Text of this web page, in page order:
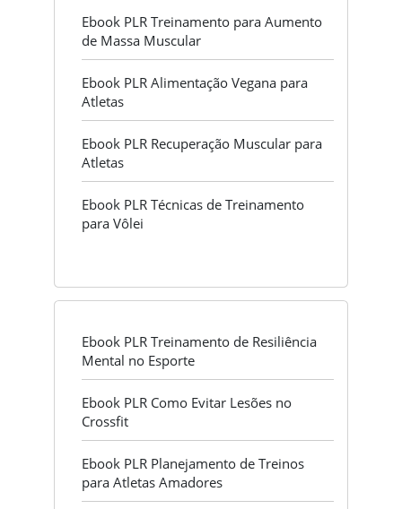
Ebook PLR Treinamento para Aumento
de Massa Muscular
Ebook PLR Alimentação Vegana para
Atletas
Ebook PLR Recuperação Muscular para
Atletas
Ebook PLR Técnicas de Treinamento
para Vôlei
Ebook PLR Treinamento de Resiliência
Mental no Esporte
Ebook PLR Como Evitar Lesões no
Crossfit
Ebook PLR Planejamento de Treinos
para Atletas Amadores